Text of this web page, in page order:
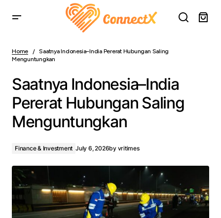
Menguntungkan
Home
Saatnya Indonesia–India Pererat Hubungan Saling
Menguntungkan
Saatnya Indonesia–India
Pererat Hubungan Saling
Menguntungkan
Finance & Investment July 6, 2026by vritimes